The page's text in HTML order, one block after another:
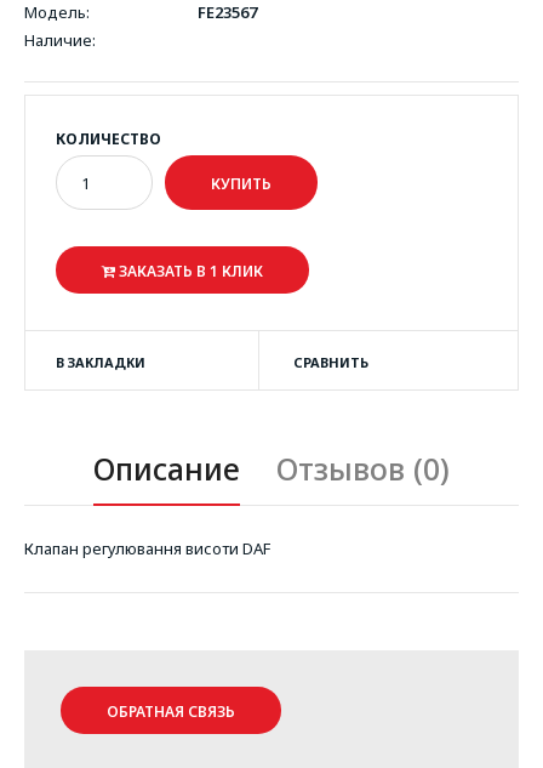
Модель:
FE23567
Наличие:
КОЛИЧЕСТВО
ЗАКАЗАТЬ В 1 КЛИК
В ЗАКЛАДКИ СРАВНИТЬ
Описание Отзывов (0)
Клапан регулювання висоти DAF
ОБРАТНАЯ СВЯЗЬ